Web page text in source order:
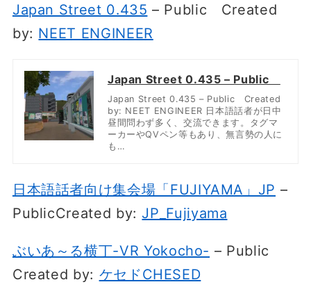
Japan Street 0․435 – Public Created
by: NEET ENGINEER
Japan Street 0․435 – Public
Japan Street 0․435 – Public Created
by: NEET ENGINEER 日本語話者が日中
昼間問わず多く、交流できます。タグマ
ーカーやQVペン等もあり、無言勢の人に
も…
日本語話者向け集会場「FUJIYAMA」JP –
PublicCreated by: JP_Fujiyama
ぶいあ～る横丁-VR Yokocho- – Public
Created by: ケセドCHESED